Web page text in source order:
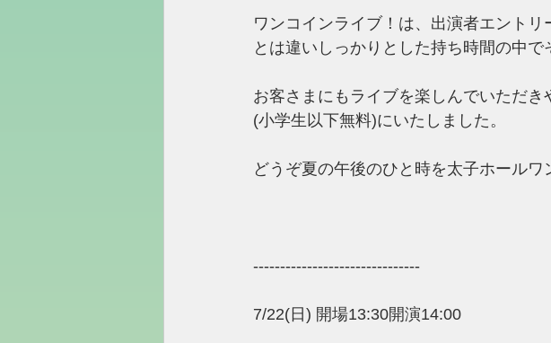
ワンコインライブ！は、出演者エント
とは違いしっかりとした持ち時間の中で
お客さまにもライブを楽しんでいただ
(小学生以下無料)にいたしました。
どうぞ夏の午後のひと時を太子ホール
-------------------------------
7/22(日) 開場13:30開演14:00